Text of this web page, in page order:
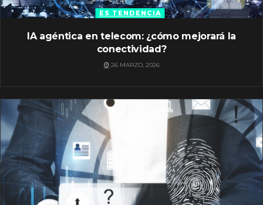
ES TENDENCIA
IA agéntica en telecom: ¿cómo mejorará la
conectividad?
26 MARZO, 2026